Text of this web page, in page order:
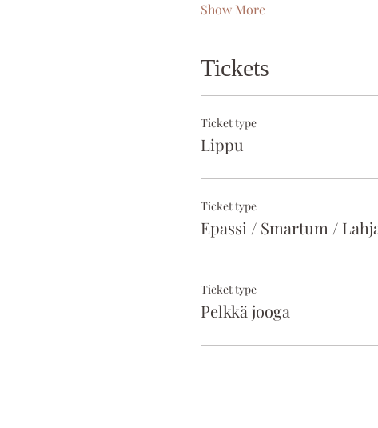
Show More
Tickets
Ticket type
Lippu
Ticket type
Epassi / Smartum /
Ticket type
Pelkkä jooga